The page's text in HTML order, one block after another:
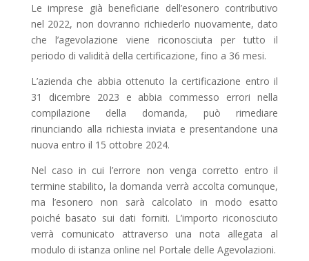
Le imprese già beneficiarie dell’esonero contributivo
nel 2022, non dovranno richiederlo nuovamente, dato
che l’agevolazione viene riconosciuta per tutto il
periodo di validità della certificazione, fino a 36 mesi.
L’azienda che abbia ottenuto la certificazione entro il
31 dicembre 2023 e abbia commesso errori nella
compilazione della domanda, può rimediare
rinunciando alla richiesta inviata e presentandone una
nuova entro il 15 ottobre 2024.
Nel caso in cui l’errore non venga corretto entro il
termine stabilito, la domanda verrà accolta comunque,
ma l’esonero non sarà calcolato in modo esatto
poiché basato sui dati forniti. L’importo riconosciuto
verrà comunicato attraverso una nota allegata al
modulo di istanza online nel Portale delle Agevolazioni.